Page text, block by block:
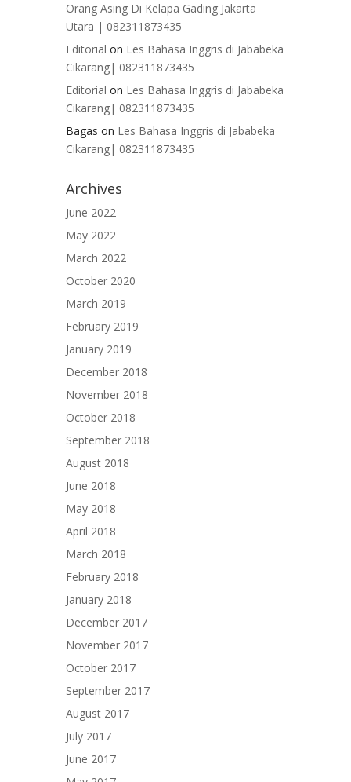
Orang Asing Di Kelapa Gading Jakarta
Utara | 082311873435
Editorial on Les Bahasa Inggris di Jababeka
Cikarang| 082311873435
Editorial on Les Bahasa Inggris di Jababeka
Cikarang| 082311873435
Bagas on Les Bahasa Inggris di Jababeka
Cikarang| 082311873435
Archives
June 2022
May 2022
March 2022
October 2020
March 2019
February 2019
January 2019
December 2018
November 2018
October 2018
September 2018
August 2018
June 2018
May 2018
April 2018
March 2018
February 2018
January 2018
December 2017
November 2017
October 2017
September 2017
August 2017
July 2017
June 2017